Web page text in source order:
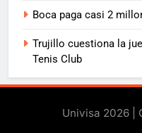
Boca paga casi 2
Trujillo cuestiona la
Tenis Club
Univisa 2026 |